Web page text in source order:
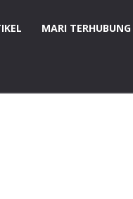
MARI TERHUBUNG